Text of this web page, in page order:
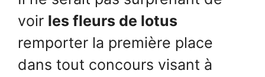
voir les fleurs de lotus
remporter la première place
dans tout concours visant à